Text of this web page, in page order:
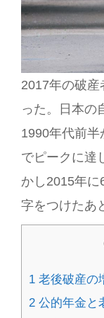
2017年の破
った。日本の
1990年代前半
でピークに達
かし2015年
字をつけたあ
1 老後破産の
2 公的年金と